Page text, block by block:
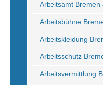
Arbeitsamt Bremen
Arbeitsbühne
Arbeitskleidung
Arbeitsschutz
Arbeitsvermittlung